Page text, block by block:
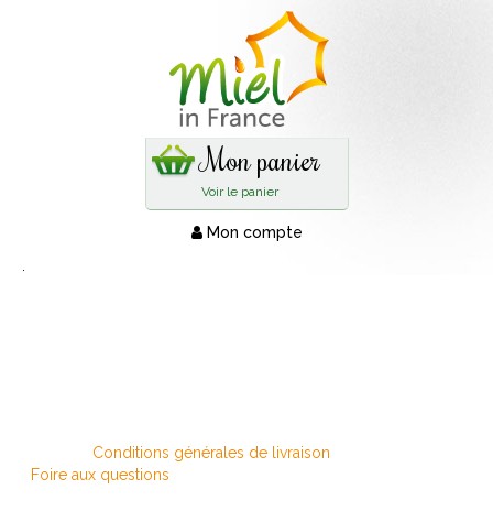
Mon panier
Voir le panier
Mon compte
Conditions générales de livraison
Foire aux questions